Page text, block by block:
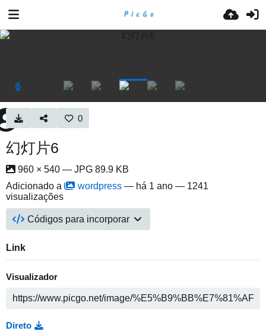
0
幻灯片6
960 × 540 — JPG 89.9 KB
Adicionado a
wordpress — há 1 ano — 1241
visualizações
Códigos para incorporar
Link
Visualizador
Direto